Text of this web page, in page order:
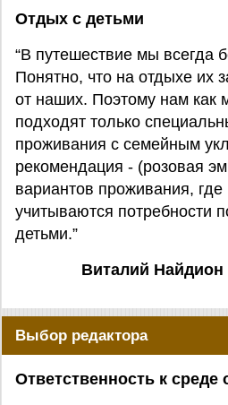
Отдых с детьми
“В путешествие мы всегда
Понятно, что на отдыхе их
от наших. Поэтому нам как
подходят только
проживания с семейным
рекомендация - (розовая
вариантов проживания,
учитываются потребности
детьми.”
Виталий Найдион
Выбор редактора
Ответственность к среде